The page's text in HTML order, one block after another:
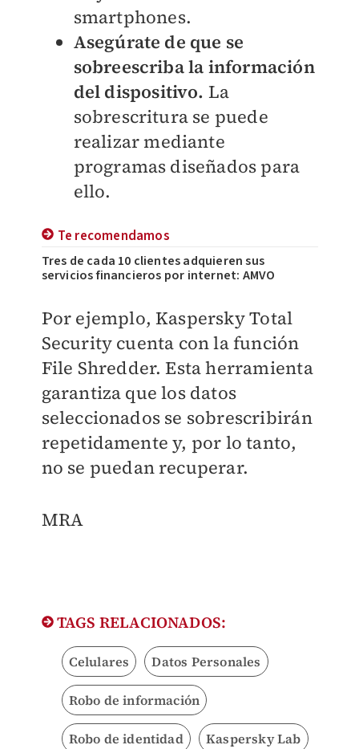
smartphones.
Asegúrate de que se
sobreescriba la información
del dispositivo. La
sobrescritura se puede
realizar mediante
programas diseñados para
ello.
Te recomendamos
Tres de cada 10 clientes adquieren sus
servicios financieros por internet: AMVO
Por ejemplo, Kaspersky Total
Security cuenta con la función
File Shredder. Esta herramienta
garantiza que los datos
seleccionados se sobrescribirán
repetidamente y, por lo tanto,
no se puedan recuperar.
​MRA
TAGS RELACIONADOS:
Celulares Datos Personales
Robo de información
Robo de identidad Kaspersky Lab